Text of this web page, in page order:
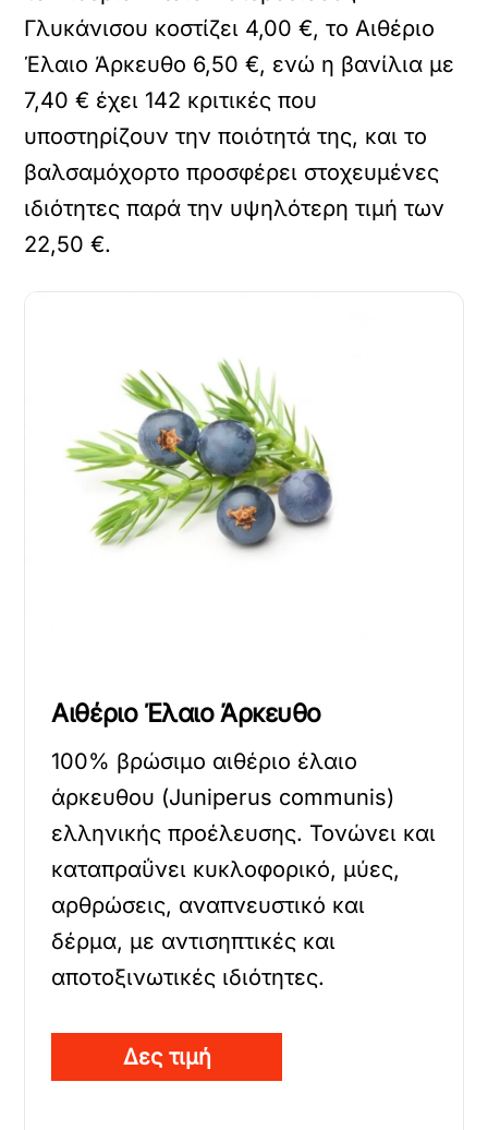
Γλυκάνισου κοστίζει 4,00 €, το Αιθέριο
Έλαιο Άρκευθο 6,50 €, ενώ η βανίλια με
7,40 € έχει 142 κριτικές που
υποστηρίζουν την ποιότητά της, και το
βαλσαμόχορτο προσφέρει στοχευμένες
ιδιότητες παρά την υψηλότερη τιμή των
22,50 €.
Αιθέριο Έλαιο Άρκευθο
100% βρώσιμο αιθέριο έλαιο
άρκευθου (Juniperus communis)
ελληνικής προέλευσης. Τονώνει και
καταπραΰνει κυκλοφορικό, μύες,
αρθρώσεις, αναπνευστικό και
δέρμα, με αντισηπτικές και
αποτοξινωτικές ιδιότητες.
Δες τιμή